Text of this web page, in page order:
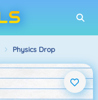
Physics Drop